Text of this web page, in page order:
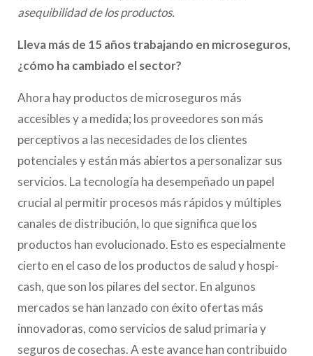
asequibilidad de los productos.
Lleva más de 15 años trabajando en microseguros,
¿cómo ha cambiado el sector?
Ahora hay productos de microseguros más
accesibles y a medida; los proveedores son más
perceptivos a las necesidades de los clientes
potenciales y están más abiertos a personalizar sus
servicios. La tecnología ha desempeñado un papel
crucial al permitir procesos más rápidos y múltiples
canales de distribución, lo que significa que los
productos han evolucionado. Esto es especialmente
cierto en el caso de los productos de salud y hospi-
cash, que son los pilares del sector. En algunos
mercados se han lanzado con éxito ofertas más
innovadoras, como servicios de salud primaria y
seguros de cosechas. A este avance han contribuido